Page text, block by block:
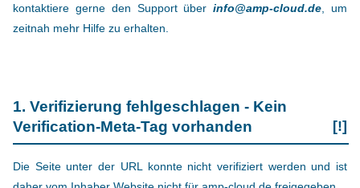
kontaktiere gerne den Support überinfo@amp-cloud.de, um
zeitnah mehr Hilfe zu erhalten.
1. Verifizierung fehlgeschlagen - Kein
Verification-Meta-Tag vorhanden
[!]
Die Seite unter der URL konnte nicht verifiziert werden und ist